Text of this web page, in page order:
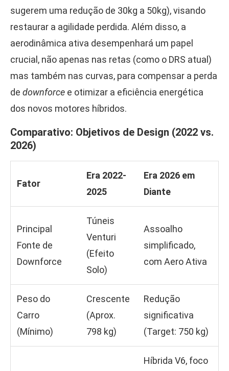
sugerem uma redução de 30kg a 50kg), visando
restaurar a agilidade perdida. Além disso, a
aerodinâmica ativa desempenhará um papel
crucial, não apenas nas retas (como o DRS atual)
mas também nas curvas, para compensar a perda
de downforce e otimizar a eficiência energética
dos novos motores híbridos.
Comparativo: Objetivos de Design (2022 vs.
2026)
Fator
Era 2022-
2025
Era 2026 em
Diante
Principal
Fonte de
Downforce
Túneis
Venturi
(Efeito
Solo)
Assoalho
simplificado,
com Aero Ativa
Peso do
Carro
(Mínimo)
Crescente
(Aprox.
798 kg)
Redução
significativa
(Target: 750 kg)
Híbrida V6, foco